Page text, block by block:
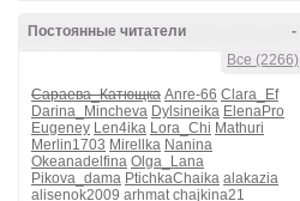
-
Постоянные читатели
Все (2266)
Сараева_Катющка Anre-66 Clara_Ef
Darina_Mincheva Dylsineika ElenaPro
Eugeney Len4ika Lora_Chi Mathuri
Merlin1703 Mirellka Nanina
Okeanadelfina Olga_Lana
Pikova_dama PtichkaChaika alakazia
alisenok2009 arhmat chajkina21